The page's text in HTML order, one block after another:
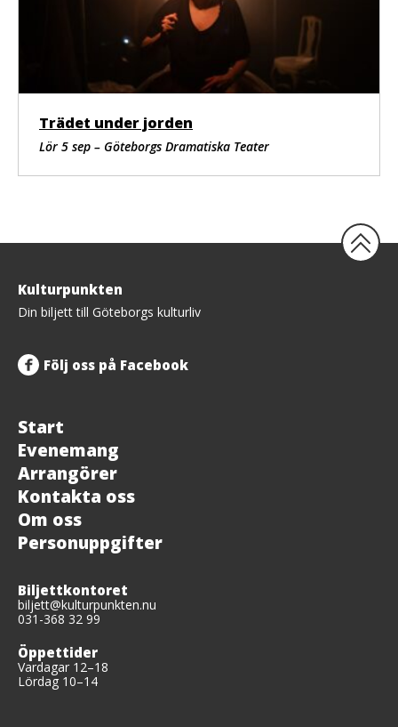
Trädet under jorden
Lör 5 sep – Göteborgs Dramatiska Teater
Tillbaka
upp
Kulturpunkten
Din biljett till Göteborgs kulturliv
Följ oss på Facebook
Start
Evenemang
Arrangörer
Kontakta oss
Om oss
Personuppgifter
Biljettkontoret
biljett@kulturpunkten.nu
031-368 32 99
Öppettider
Vardagar 12–18
Lördag 10–14